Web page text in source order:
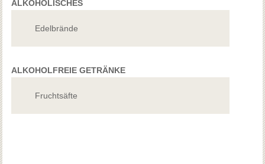
ALKOHOLISCHES
Edelbrände
ALKOHOLFREIE GETRÄNKE
Fruchtsäfte